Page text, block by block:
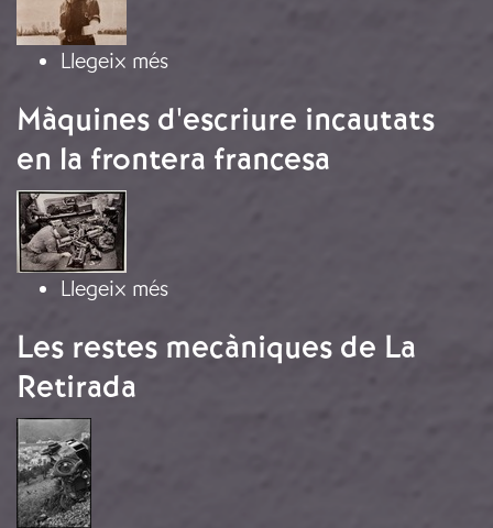
Llegeix méssobre “Catalanes de Burgos”
Màquines d'escriure incautats
en la frontera francesa
Imatge
Llegeix méssobre Màquines d'escriure
Les restes mecàniques de La
Retirada
Imatge